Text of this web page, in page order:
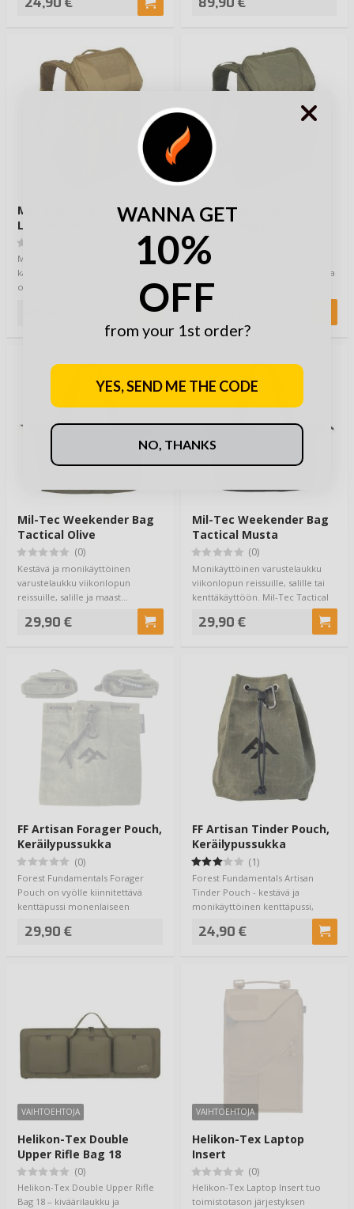
MFH Medic Pack 30
Lääkintäreppu Coyote
MFH Medic Pack 30 on
käytännöllinen ja selkeästi
organisoitava taktinen reppu, j…
MFH Medic Pack 30
Lääkintäreppu Olive
MFH Medic Pack 30 on
monipuolinen ja tilava lääkintä- ja
varustereppu, joka on
suunniteltu erityises…
69,90 €
Mil-Tec Weekender Bag
Tactical Olive
(0)
Kestävä ja monikäyttöinen
varustelaukku viikonlopun
reissuille, salille ja maast…
29,90 €
Mil-Tec Weekender Bag
Tactical Musta
(0)
Monikäyttöinen varustelaukku
viikonlopun reissuille, salille tai
kenttäkäyttöön. Mil-Tec Tactical
29,90 €
FF Artisan Forager Pouch,
Keräilypussukka
(0)
Forest Fundamentals Forager
Pouch on vyölle kiinnitettävä
kenttäpussi monenlaiseen
29,90 €
FF Artisan Tinder Pouch,
Keräilypussukka
(1)
Forest Fundamentals Artisan
Tinder Pouch - kestävä ja
monikäyttöinen kenttäpussi,
24,90 €
VAIHTOEHTOJA
Helikon-Tex Double
Upper Rifle Bag 18
(0)
Helikon-Tex Double Upper Rifle
Bag 18 – kiväärilaukku ja
VAIHTOEHTOJA
Helikon-Tex Laptop
Insert
(0)
Helikon-Tex Laptop Insert tuo
toimistotason järjestyksen
WANNA GET
10%
OFF
from your 1st order?
YES, SEND ME THE CODE
NO, THANKS